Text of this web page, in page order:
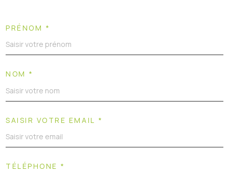
PRÉNOM *
NOM *
SAISIR VOTRE EMAIL *
TÉLÉPHONE *